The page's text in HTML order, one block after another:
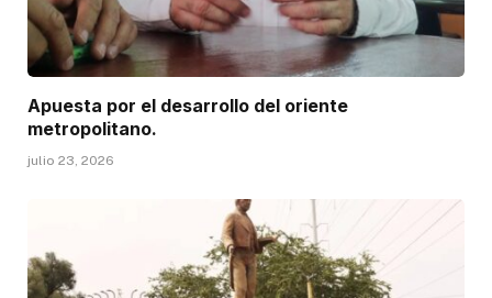
Apuesta por el desarrollo del oriente
metropolitano.
julio 23, 2026